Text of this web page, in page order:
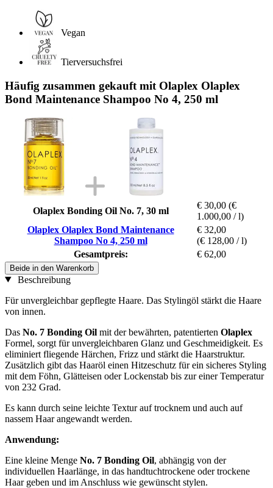
Vegan
Tierversuchsfrei
Häufig zusammen gekauft mit Olaplex Olaplex
Bond Maintenance Shampoo No 4, 250 ml
Olaplex Bonding Oil No. 7, 30 ml
€ 30,00 (€
1.000,00 / l)
Olaplex Olaplex Bond Maintenance
Shampoo No 4, 250 ml
€ 32,00
(€ 128,00 / l)
Gesamtpreis:
€ 62,00
Beide in den Warenkorb
Beschreibung
Für unvergleichbar gepflegte Haare. Das Stylingöl stärkt die Haare
von innen.
Das No. 7 Bonding Oil mit der bewährten, patentierten Olaplex
Formel, sorgt für unvergleichbaren Glanz und Geschmeidigkeit. Es
eliminiert fliegende Härchen, Frizz und stärkt die Haarstruktur.
Zusätzlich gibt das Haaröl einen Hitzeschutz für ein sicheres Styling
mit dem Föhn, Glätteisen oder Lockenstab bis zur einer Temperatur
von 232 Grad.
Es kann durch seine leichte Textur auf trocknem und auch auf
nassem Haar angewandt werden.
Anwendung:
Eine kleine Menge No. 7 Bonding Oil, abhängig von der
individuellen Haarlänge, in das handtuchtrockene oder trockene
Haar geben und im Anschluss wie gewünscht stylen.